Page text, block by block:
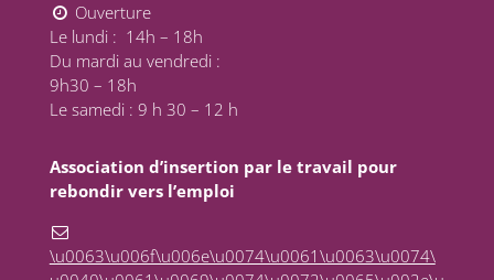
Ouverture
Le lundi : 14h – 18h
Du mardi au vendredi :
9h30 – 18h
Le samedi : 9 h 30 – 12 h
Association d’insertion par le travail pour
rebondir vers l’emploi
\u0063\u006f\u006e\u0074\u0061\u0063\u0074\